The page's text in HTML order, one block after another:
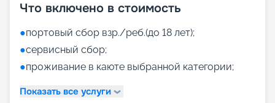
Что включено в стоимость
●портовый сбор взр./реб.(до 18 лет);
●сервисный сбор;
●проживание в каюте выбранной категории;
Показать все услуги